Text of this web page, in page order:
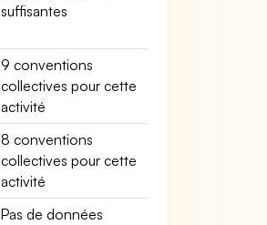
suffisantes
9 conventions
collectives pour cette
activité
8 conventions
collectives pour cette
activité
Pas de données